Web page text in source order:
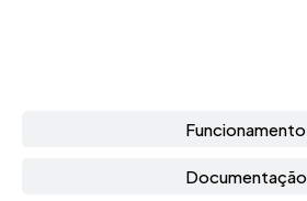
Funcionamento
Documentação